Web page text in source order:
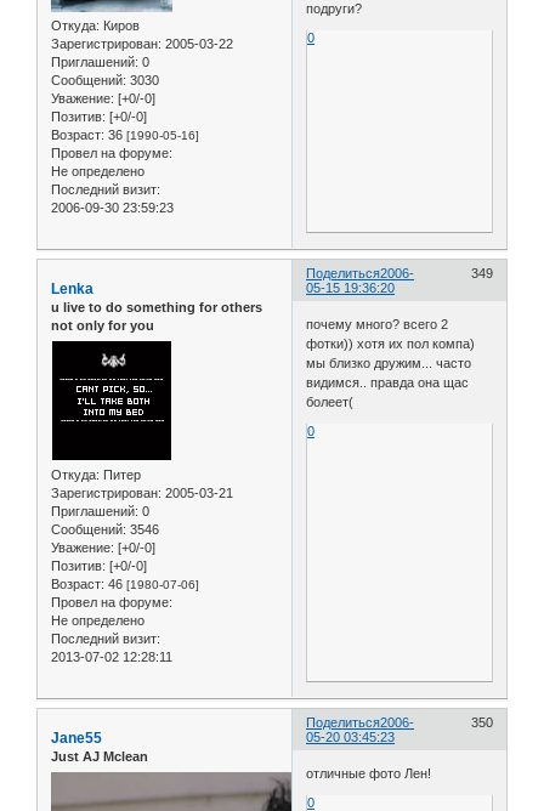
Откуда: Киров
Зарегистрирован: 2005-03-22
Приглашений: 0
Сообщений: 3030
Уважение: [+0/-0]
Позитив: [+0/-0]
Возраст: 36 [1990-05-16]
Провел на форуме:
Не определено
Последний визит:
2006-09-30 23:59:23
подруги?
0
Поделиться 349
2006-
05-15 19:36:20
Lenka
u live to do something for others
not only for you
Откуда: Питер
Зарегистрирован: 2005-03-21
Приглашений: 0
Сообщений: 3546
Уважение: [+0/-0]
Позитив: [+0/-0]
Возраст: 46 [1980-07-06]
Провел на форуме:
Не определено
Последний визит:
2013-07-02 12:28:11
почему много? всего 2
фотки)) хотя их пол компа)
мы близко дружим... часто
видимся.. правда она щас
болеет(
0
Поделиться 350
2006-
05-20 03:45:23
Jane55
Just AJ Mclean
отличные фото Лен!
0